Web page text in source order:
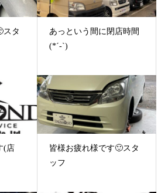
スタ
あっという間に閉店時間
(*´-`)
(店
皆様お疲れ様です🙂スタ
ッフ